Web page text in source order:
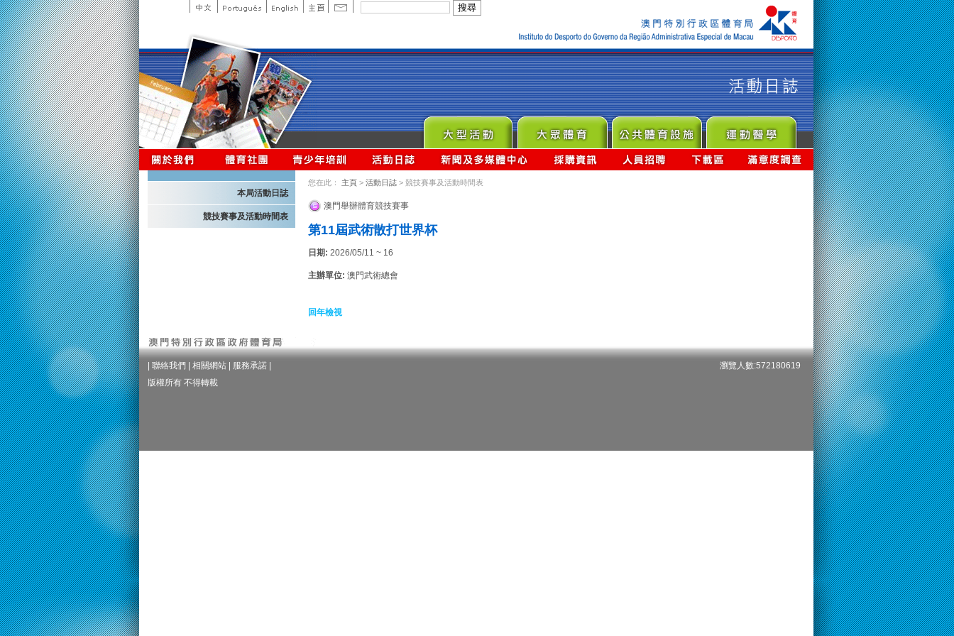
本局活動日誌
競技賽事及活動時間表
您在此： 主頁 > 活動日誌 > 競技賽事及活動時間表
澳門舉辦體育競技賽事
第11屆武術散打世界杯
日期: 2026/05/11 ~ 16
主辦單位: 澳門武術總會
回年檢視
聯絡我們 相關網站 服務承諾
版權所有 不得轉載
瀏覽人數:572180619